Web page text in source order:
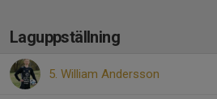
Laguppställning
5. William Andersson